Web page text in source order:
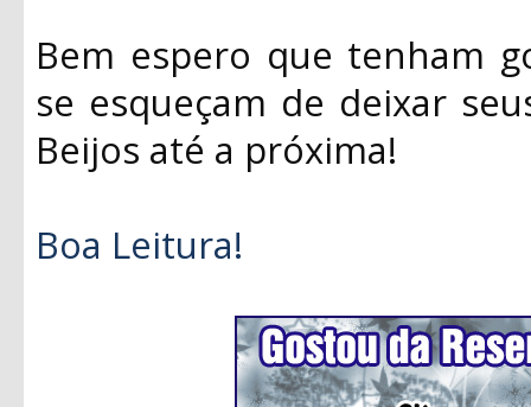
Bem espero que tenham
se esqueçam de deixar
Beijos até a próxima!
Boa Leitura!